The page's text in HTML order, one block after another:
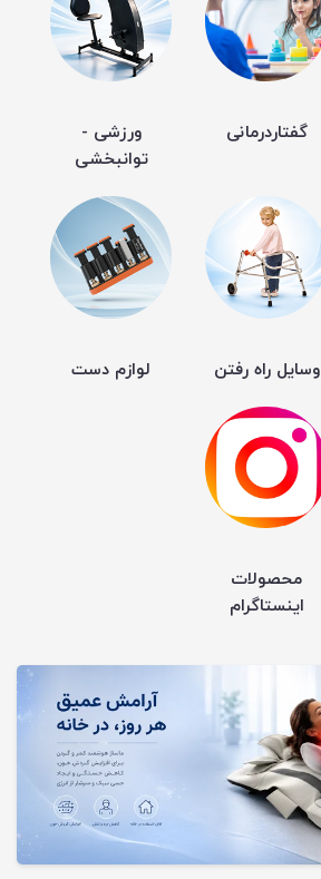
گفتاردرمانی
ورزشی -
توانبخشی
وسایل راه رفتن لوازم دست
محصولات
اینستاگرام